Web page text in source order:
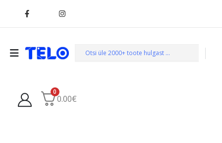
0
0.00€